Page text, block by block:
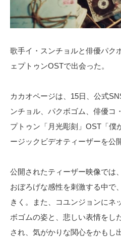
歌手イ・スンチョルと俳優パク
ェプトゥンOSTで出会った。
カカオページは、15日、公式
ンチョル、パクボゴム、俳優コ
プトゥン「月光彫刻」OST「僕
ージックビデオティーザーを公
公開されたティーザー映像では
おぼろげな感性を刺激する中で
きく。また、コユンジョンにネ
ボゴムの姿と、悲しい表情をし
され、気がかりな関心をかもし